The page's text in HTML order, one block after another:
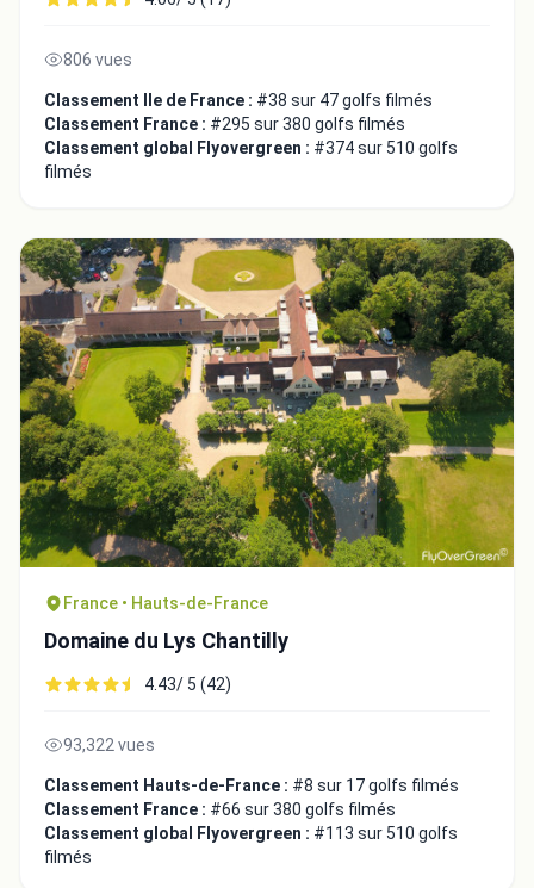
806 vues
Classement Ile de France : #38 sur 47 golfs filmés
Classement France : #295 sur 380 golfs filmés
Classement global Flyovergreen : #374 sur 510 golfs
filmés
France • Hauts-de-France
Domaine du Lys Chantilly
4.43/ 5 (42)
93,322 vues
Classement Hauts-de-France : #8 sur 17 golfs filmés
Classement France : #66 sur 380 golfs filmés
Classement global Flyovergreen : #113 sur 510 golfs
filmés